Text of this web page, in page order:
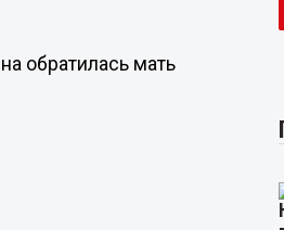
обратилась мать